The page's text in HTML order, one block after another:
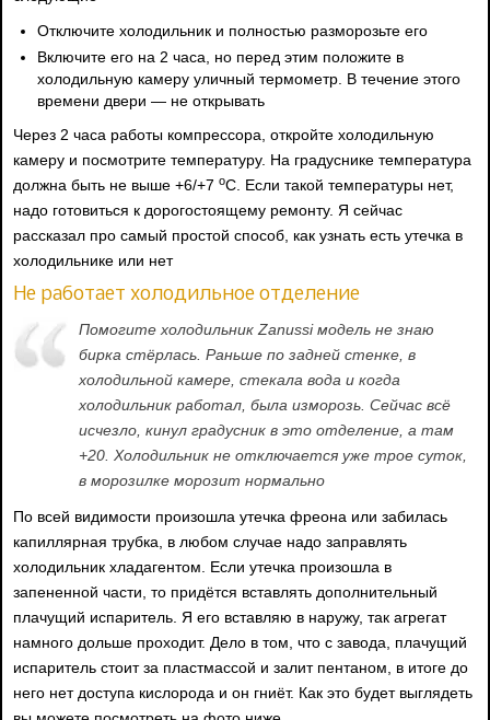
Отключите холодильник и полностью разморозьте его
Включите его на 2 часа, но перед этим положите в
холодильную камеру уличный термометр. В течение этого
времени двери — не открывать
Через 2 часа работы компрессора, откройте холодильную
камеру и посмотрите температуру. На градуснике температура
должна быть не выше +6/+7 оС. Если такой температуры нет,
надо готовиться к дорогостоящему ремонту. Я сейчас
рассказал про самый простой способ, как узнать есть утечка в
холодильнике или нет
Не работает холодильное отделение
Помогите холодильник Zanussi модель не знаю
бирка стёрлась. Раньше по задней стенке, в
холодильной камере, стекала вода и когда
холодильник работал, была изморозь. Сейчас всё
исчезло, кинул градусник в это отделение, а там
+20. Холодильник не отключается уже трое суток,
в морозилке морозит нормально
По всей видимости произошла утечка фреона или забилась
капиллярная трубка, в любом случае надо заправлять
холодильник хладагентом. Если утечка произошла в
запененной части, то придётся вставлять дополнительный
плачущий испаритель. Я его вставляю в наружу, так агрегат
намного дольше проходит. Дело в том, что с завода, плачущий
испаритель стоит за пластмассой и залит пентаном, в итоге до
него нет доступа кислорода и он гниёт. Как это будет выглядеть